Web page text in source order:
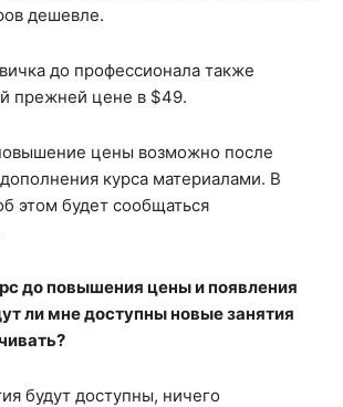
дешевле.
до профессионала также
прежней цене в $49.
цены возможно после
курса материалами. В
этом будет сообщаться
до повышения цены и появления
ли мне доступны новые занятия
будут доступны, ничего